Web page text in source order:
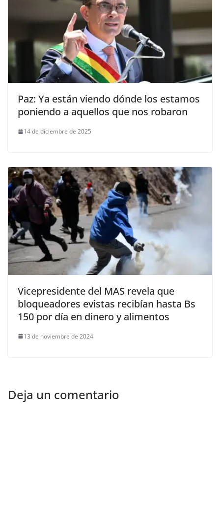
Paz: Ya están viendo dónde los estamos
poniendo a aquellos que nos robaron
14 de diciembre de 2025
Vicepresidente del MAS revela que
bloqueadores evistas recibían hasta Bs
150 por día en dinero y alimentos
13 de noviembre de 2024
Deja un comentario